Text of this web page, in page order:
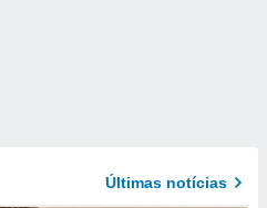
Últimas notícias